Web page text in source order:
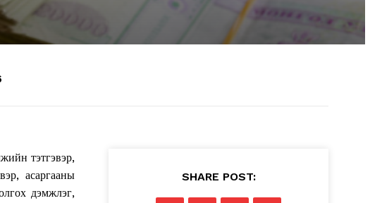
тэтгэвэр,
асаргааны
дэмжлэг,
SHARE POST: